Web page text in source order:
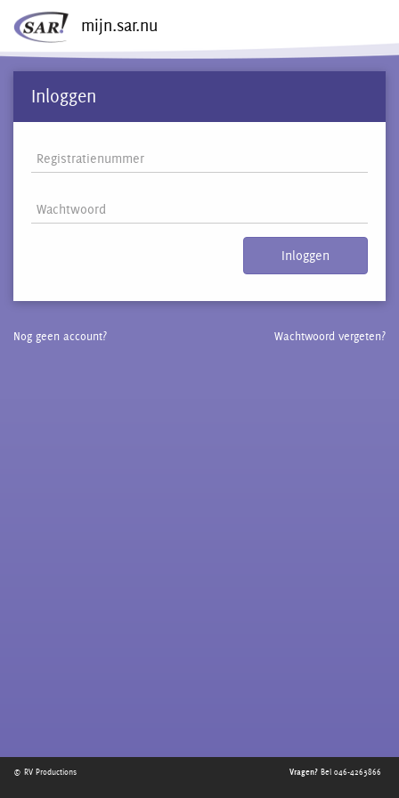
mijn.sar.nu
Inloggen
Inloggen
Wachtwoord vergeten?
Nog geen account?
Vragen? Bel 046-4263866
© RV Productions